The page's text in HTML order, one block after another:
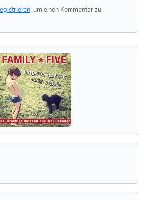
, um einen Kommentar zu